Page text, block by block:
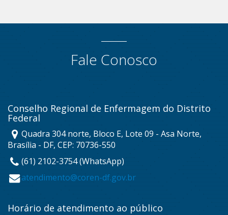
Fale Conosco
Conselho Regional de Enfermagem do Distrito
Federal
Quadra 304 norte, Bloco E, Lote 09 - Asa Norte,
Brasília - DF, CEP: 70736-550
(61) 2102-3754 (WhatsApp)
atendimento@coren-df.gov.br
Horário de atendimento ao público